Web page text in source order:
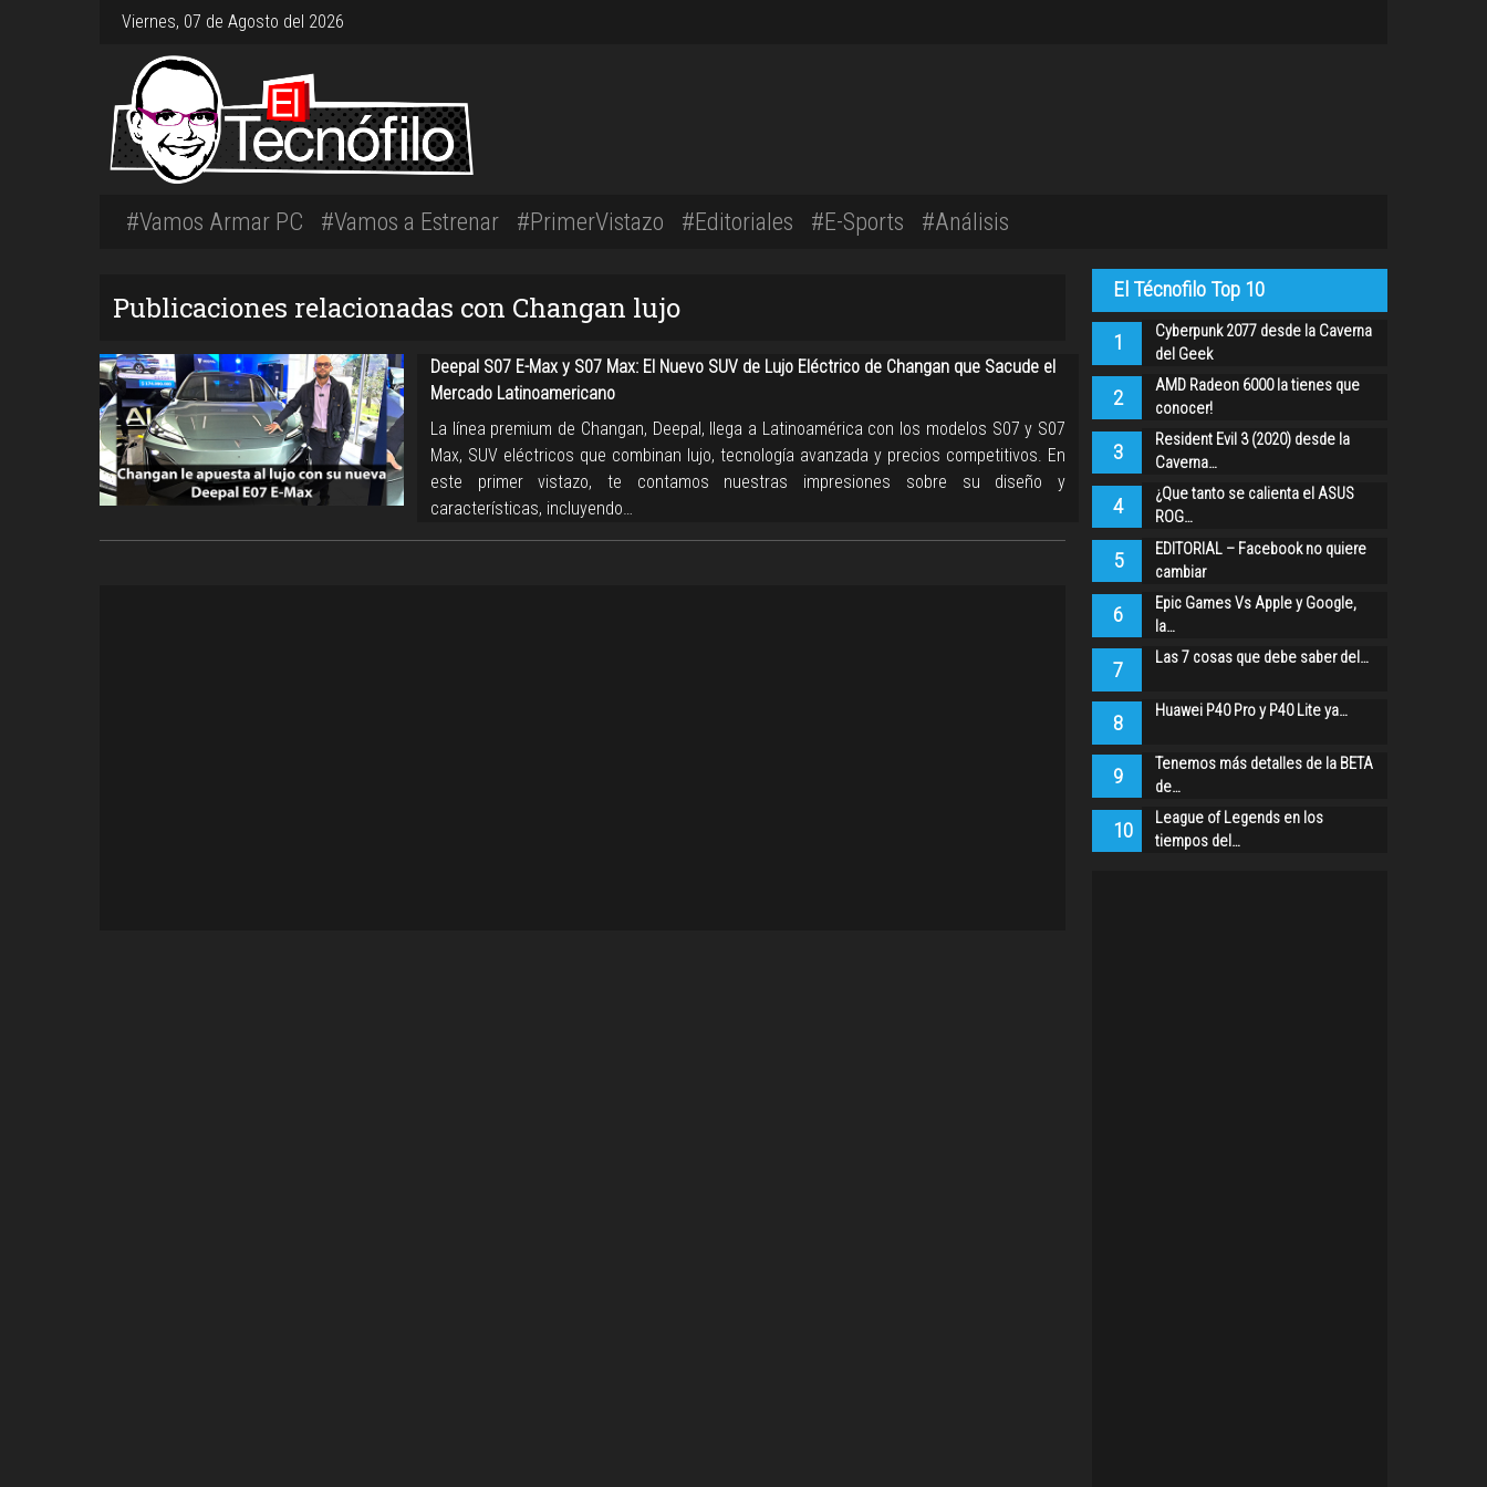
Viernes, 07 de Agosto del 2026
#Vamos Armar PC #Vamos a Estrenar #PrimerVistazo #Editoriales #E-Sports #Análisis
Publicaciones relacionadas con Changan lujo
Deepal S07 E-Max y S07 Max: El Nuevo SUV de Lujo Eléctrico de Changan que Sacude el
Mercado Latinoamericano
La línea premium de Changan, Deepal, llega a Latinoamérica con los modelos S07 y S07
Max, SUV eléctricos que combinan lujo, tecnología avanzada y precios competitivos. En
este primer vistazo, te contamos nuestras impresiones sobre su diseño y
características, incluyendo…
El Técnofilo Top 10
1
Cyberpunk 2077 desde la Caverna
del Geek
2
AMD Radeon 6000 la tienes que
conocer!
3
Resident Evil 3 (2020) desde la
Caverna…
4
¿Que tanto se calienta el ASUS
ROG…
5
EDITORIAL – Facebook no quiere
cambiar
6
Epic Games Vs Apple y Google,
la…
7 Las 7 cosas que debe saber del…
8 Huawei P40 Pro y P40 Lite ya…
9
Tenemos más detalles de la BETA
de…
10
League of Legends en los
tiempos del…